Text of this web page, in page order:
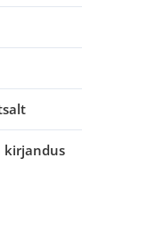
kirjandus